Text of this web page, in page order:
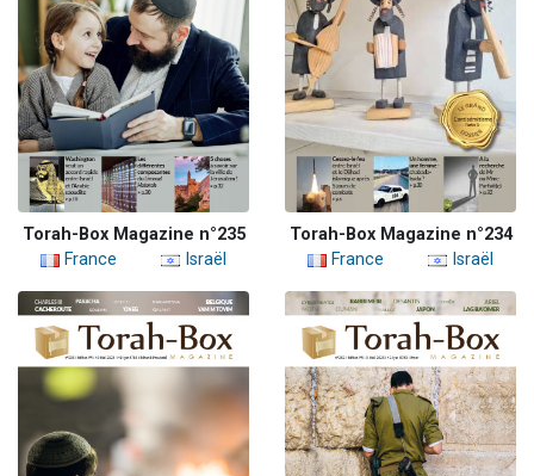
Torah-Box Magazine n°235
France
Israël
Torah-Box Magazine n°234
France
Israël